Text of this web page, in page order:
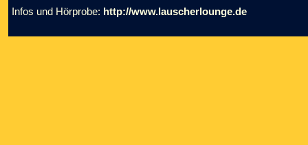
Infos und Hörprobe: http://www.lauscherlounge.de